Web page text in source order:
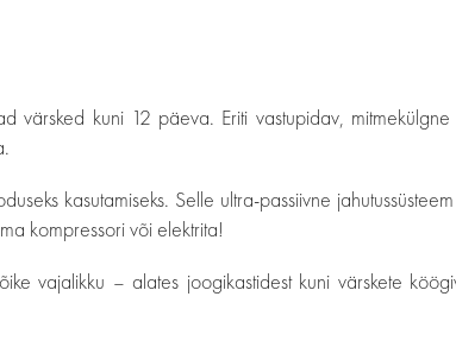
kuni 12 päeva. Eriti vastupidav,
kasutamiseks. Selle ultra-passiivne
kompressori või elektrita!
vajalikku – alates joogikastidest kuni värskete